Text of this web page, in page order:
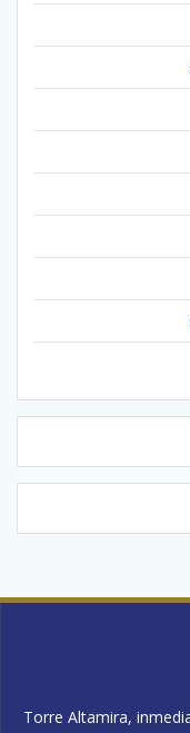
Torre Altamira,